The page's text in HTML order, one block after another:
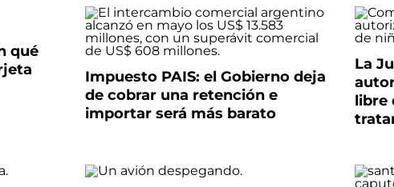
qué
Impuesto PAIS: el Gobierno deja
de cobrar una retención e
importar será más barato
La
libre